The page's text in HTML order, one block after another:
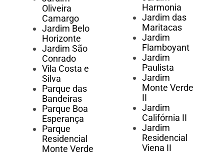
Oliveira
Camargo
Jardim Belo
Horizonte
Jardim São
Conrado
Vila Costa e
Silva
Parque das
Bandeiras
Parque Boa
Esperança
Parque
Residencial
Monte Verde
Harmonia
Jardim das
Maritacas
Jardim
Flamboyant
Jardim
Paulista
Jardim
Monte Verde
II
Jardim
Califórnia II
Jardim
Residencial
Viena II